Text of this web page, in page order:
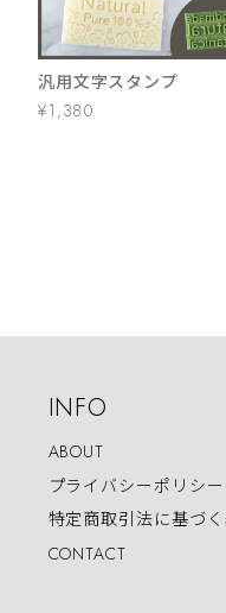
汎用文字スタンプ
¥1,380
INFO
ABOUT
プライバシーポリシー
特定商取引法に基づ
CONTACT